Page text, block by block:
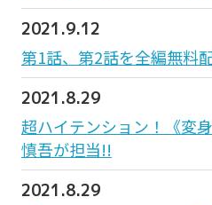
2021.9.12
第1話、第2話を全編無料
2021.8.29
超ハイテンション！《変
慎吾が担当!!
2021.8.29